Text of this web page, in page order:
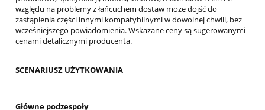
względu na problemy z łańcuchem dostaw może dojść do
zastąpienia części innymi kompatybilnymi w dowolnej chwili, bez
wcześniejszego powiadomienia. Wskazane ceny są sugerowanymi
cenami detalicznymi producenta.
SCENARIUSZ UŻYTKOWANIA
Główne podzespoły